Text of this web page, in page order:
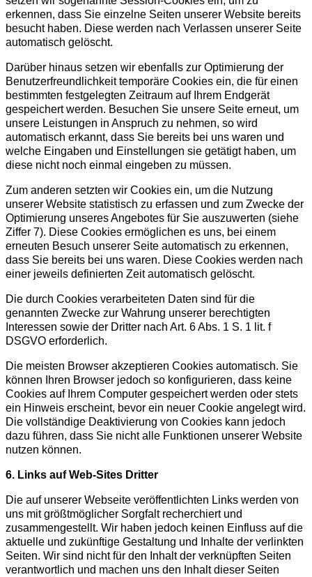
erkennen, dass Sie einzelne Seiten unserer Website bereits
besucht haben. Diese werden nach Verlassen unserer Seite
automatisch gelöscht.
Darüber hinaus setzen wir ebenfalls zur Optimierung der
Benutzerfreundlichkeit temporäre Cookies ein, die für einen
bestimmten festgelegten Zeitraum auf Ihrem Endgerät
gespeichert werden. Besuchen Sie unsere Seite erneut, um
unsere Leistungen in Anspruch zu nehmen, so wird
automatisch erkannt, dass Sie bereits bei uns waren und
welche Eingaben und Einstellungen sie getätigt haben, um
diese nicht noch einmal eingeben zu müssen.
Zum anderen setzten wir Cookies ein, um die Nutzung
unserer Website statistisch zu erfassen und zum Zwecke der
Optimierung unseres Angebotes für Sie auszuwerten (siehe
Ziffer 7). Diese Cookies ermöglichen es uns, bei einem
erneuten Besuch unserer Seite automatisch zu erkennen,
dass Sie bereits bei uns waren. Diese Cookies werden nach
einer jeweils definierten Zeit automatisch gelöscht.
Die durch Cookies verarbeiteten Daten sind für die
genannten Zwecke zur Wahrung unserer berechtigten
Interessen sowie der Dritter nach Art. 6 Abs. 1 S. 1 lit. f
DSGVO erforderlich.
Die meisten Browser akzeptieren Cookies automatisch. Sie
können Ihren Browser jedoch so konfigurieren, dass keine
Cookies auf Ihrem Computer gespeichert werden oder stets
ein Hinweis erscheint, bevor ein neuer Cookie angelegt wird.
Die vollständige Deaktivierung von Cookies kann jedoch
dazu führen, dass Sie nicht alle Funktionen unserer Website
nutzen können.
6. Links auf Web-Sites Dritter
Die auf unserer Webseite veröffentlichten Links werden von
uns mit größtmöglicher Sorgfalt recherchiert und
zusammengestellt. Wir haben jedoch keinen Einfluss auf die
aktuelle und zukünftige Gestaltung und Inhalte der verlinkten
Seiten. Wir sind nicht für den Inhalt der verknüpften Seiten
verantwortlich und machen uns den Inhalt dieser Seiten